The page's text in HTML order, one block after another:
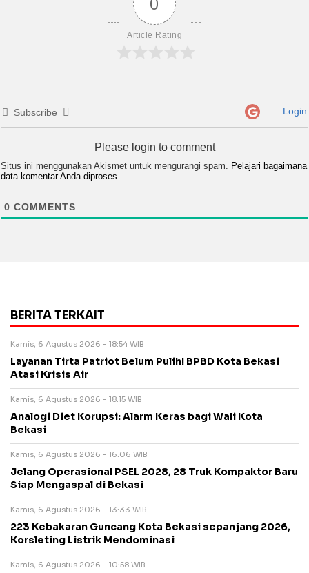
Article Rating
Subscribe Login
Please login to comment
Situs ini menggunakan Akismet untuk mengurangi spam. Pelajari bagaimana
data komentar Anda diproses
0 COMMENTS
BERITA TERKAIT
Kamis, 6 Agustus 2026 - 18:54 WIB
Layanan Tirta Patriot Belum Pulih! BPBD Kota Bekasi
Atasi Krisis Air
Kamis, 6 Agustus 2026 - 18:15 WIB
Analogi Diet Korupsi: Alarm Keras bagi Wali Kota
Bekasi
Kamis, 6 Agustus 2026 - 16:06 WIB
Jelang Operasional PSEL 2028, 28 Truk Kompaktor Baru
Siap Mengaspal di Bekasi
Kamis, 6 Agustus 2026 - 13:33 WIB
223 Kebakaran Guncang Kota Bekasi sepanjang 2026,
Korsleting Listrik Mendominasi
Kamis, 6 Agustus 2026 - 10:58 WIB